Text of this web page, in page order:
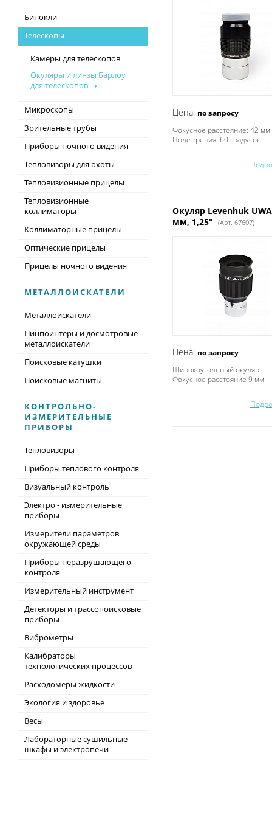
Цена: по запросу
Фокусное расстояние: 42 мм.
Поле зрения: 60 градусов
Окуляр Levenhuk UWA
мм, 1,25" (Арт. 67607)
Цена: по запросу
Широкоугольный окуляр.
Фокусное расстояние 9 мм
Бинокли
Телескопы
Камеры для телескопов
Окуляры и линзы Барлоу
для телескопов
Микроскопы
Зрительные трубы
Приборы ночного видения
Тепловизоры для охоты
Тепловизионные прицелы
Тепловизионные
коллиматоры
Коллиматорные прицелы
Оптические прицелы
Прицелы ночного видения
МЕТАЛЛОИСКАТЕЛИ
Металлоискатели
Пинпоинтеры и досмотровые
металлоискатели
Поисковые катушки
Поисковые магниты
КОНТРОЛЬНО-
ИЗМЕРИТЕЛЬНЫЕ
ПРИБОРЫ
Тепловизоры
Приборы теплового контроля
Визуальный контроль
Электро - измерительные
приборы
Измерители параметров
окружающей среды
Приборы неразрушающего
контроля
Измерительный инструмент
Детекторы и трассопоисковые
приборы
Виброметры
Калибраторы
технологических процессов
Расходомеры жидкости
Экология и здоровье
Весы
Лабораторные сушильные
шкафы и электропечи